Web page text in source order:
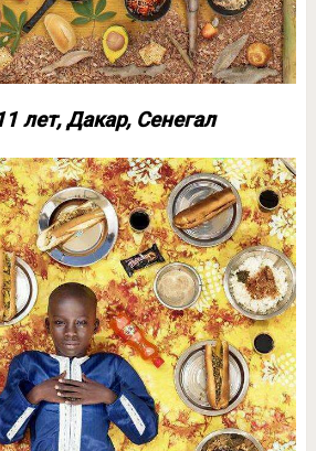
лет, Дакар, Сенегал